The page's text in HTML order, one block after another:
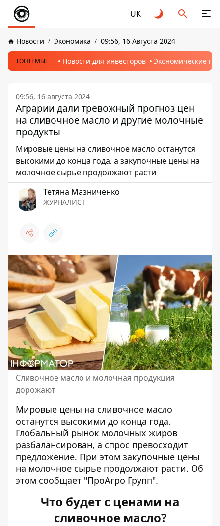
UK
Новости Экономика 09:56, 16 Августа 2024
ТОПТЕМЫ: Новости для инвесторов Экономические
09:56, 16 августа 2024
Аграрии дали тревожный прогноз цен
на сливочное масло и другие молочные
продукты
Мировые цены на сливочное масло останутся
высокими до конца года, а закупочные цены на
молочное сырье продолжают расти
Тетяна Мазниченко
ЖУРНАЛИСТ
Сливочное масло и молочная продукция
дорожают
Мировые цены на сливочное масло
останутся высокими до конца года.
Глобальный рынок молочных жиров
разбалансирован, а спрос превосходит
предложение. При этом закупочные цены
на молочное сырье продолжают расти. Об
этом сообщает "ПроАгро Групп".
Что будет с ценами на
сливочное масло?